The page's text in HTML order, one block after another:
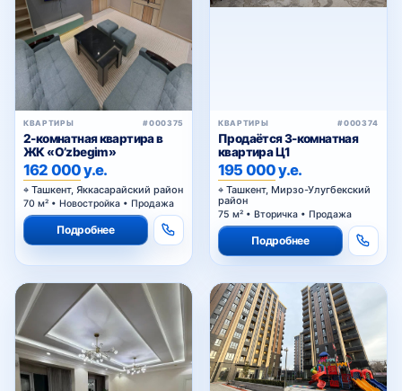
#000375
2-комнатная квартира в
ЖК «O’zbegim»
162 000 у.е.
Ташкент, Яккасарайский район
70 м² • Новостройка • Продажа
Подробнее
#000374
Продаётся 3-комнатная
квартира Ц1
195 000 у.е.
Ташкент, Мирзо-Улугбекский
район
75 м² • Вторичка • Продажа
Подробнее